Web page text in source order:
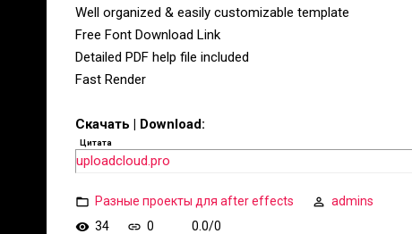
Well organized & easily customizable template
Free Font Download Link
Detailed PDF help file included
Fast Render
Скачать | Download:
Цитата
uploadcloud.pro
Разные проекты для after effects
admins
34
0 0.0/0